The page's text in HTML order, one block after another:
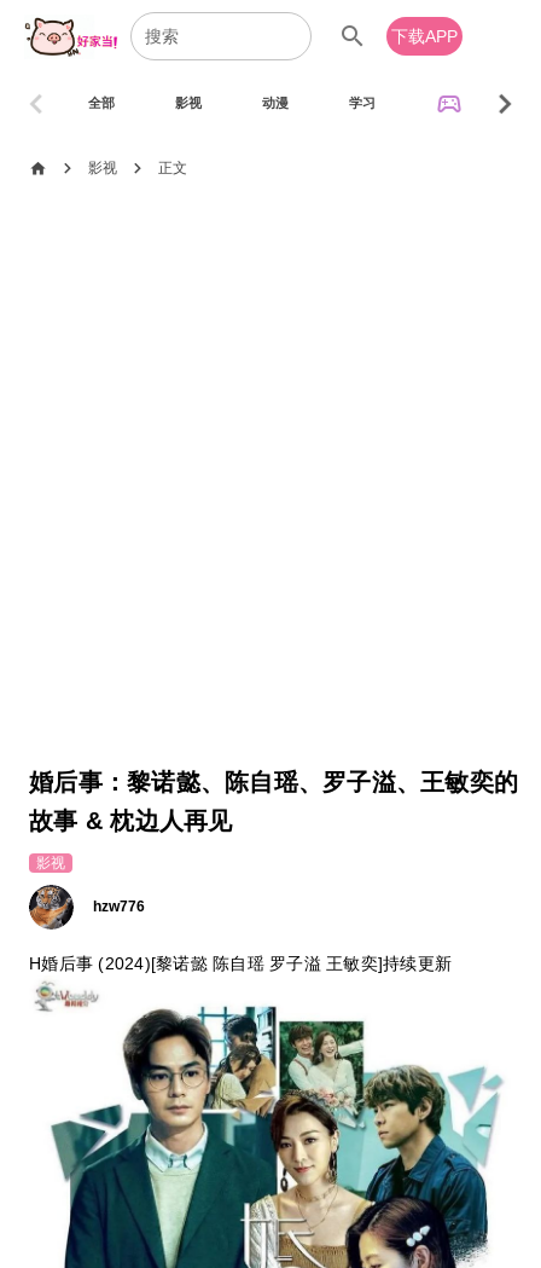
search 下载APP
全部 影视 动漫 学习 sports_esports
chevron_left chevron_right
home chevron_right 影视 chevron_right 正文
婚后事：黎诺懿、陈自瑶、罗子溢、王敏奕的
故事 & 枕边人再见
影视
hzw776
H婚后事 (2024)[黎诺懿 陈自瑶 罗子溢 王敏奕]持续更新